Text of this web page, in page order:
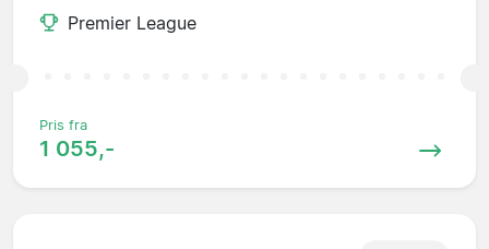
Premier League
Pris fra
1 055,-